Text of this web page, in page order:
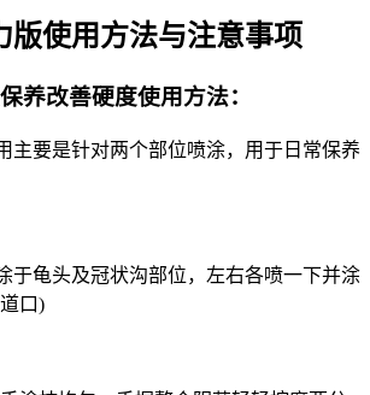
版使用方法与注意事项
养改善硬度使用方法：
主要是针对两个部位喷涂，用于日常保养
于龟头及冠状沟部位，左右各喷一下并涂
口)